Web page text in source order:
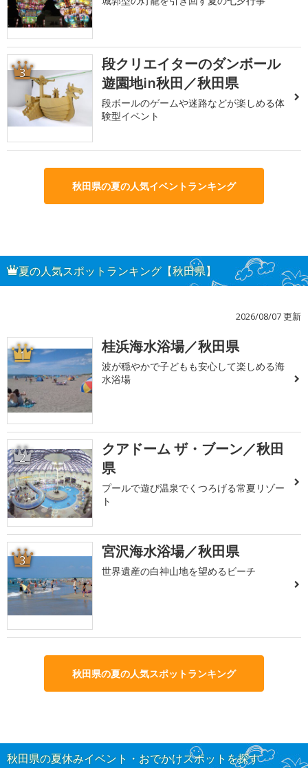
3
段クリエイターのダンボール
遊園地in秋田／秋田県
段ボールのゲームや迷路などが楽しめる体
験型イベント
秋田県の夏の人気イベントランキング
夏の人気スポットランキング【秋田県】
2026/08/07 更新
1 桂浜海水浴場／秋田県
波が穏やかで子どもも安心して楽しめる海
水浴場
2
クアドーム ザ・ブーン／秋田
県
プールで遊び温泉でくつろげる常夏リゾー
ト
3 宮沢海水浴場／秋田県
世界遺産の白神山地を望めるビーチ
秋田県の夏の人気スポットランキング
秋田県の夏休みイベント・おでかけスポットを探す